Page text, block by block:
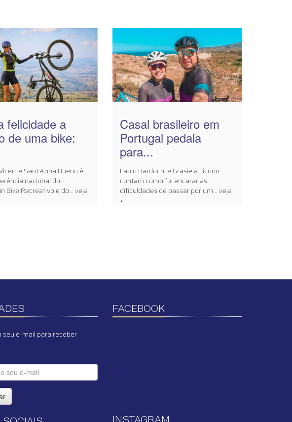
felicidade a
de uma bike:
Sant’Anna Bueno é
nacional do
Bike Recreativo e do... veja
Casal brasileiro em
Portugal pedala
para...
Fabio Barduchi e Grasiela Licório
contam como foi encarar as
dificuldades de passar por um... veja
+
seu e-mail para receber
FACEBOOK